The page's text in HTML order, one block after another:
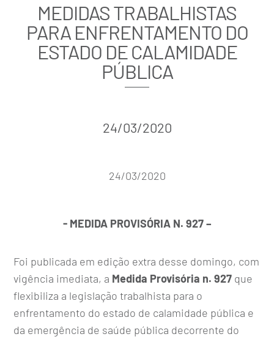
MEDIDAS TRABALHISTAS
PARA ENFRENTAMENTO DO
ESTADO DE CALAMIDADE
PÚBLICA
24/03/2020
24/03/2020
- MEDIDA PROVISÓRIA N. 927 –
Foi publicada em edição extra desse domingo, com
vigência imediata, a Medida Provisória n. 927 que
flexibiliza a legislação trabalhista para o
enfrentamento do estado de calamidade pública e
da emergência de saúde pública decorrente do